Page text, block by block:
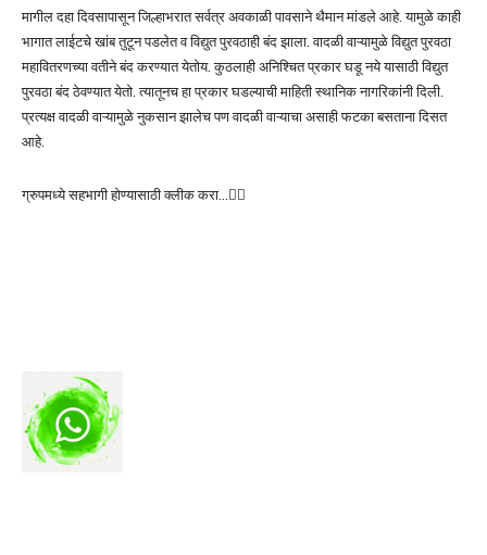
मागील दहा दिवसापासून जिल्हाभरात सर्वत्र अवकाळी पावसाने थैमान मांडले आहे. यामुळे काही
भागात लाईटचे खांब तुटून पडलेत व विद्युत पुरवठाही बंद झाला. वादळी वाऱ्यामुळे विद्युत पुरवठा
महावितरणच्या वतीने बंद करण्यात येतोय. कुठलाही अनिश्चित प्रकार घडू नये यासाठी विद्युत
पुरवठा बंद ठेवण्यात येतो. त्यातूनच हा प्रकार घडल्याची माहिती स्थानिक नागरिकांनी दिली.
प्रत्यक्ष वादळी वाऱ्यामुळे नुकसान झालेच पण वादळी वाऱ्याचा असाही फटका बसताना दिसत
आहे.
ग्रुपमध्ये सहभागी होण्यासाठी क्लीक करा…👆🏻